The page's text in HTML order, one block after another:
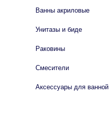
Ванны акриловые
Унитазы и биде
Раковины
Смесители
Аксессуары для ванной